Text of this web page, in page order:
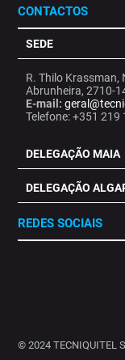
CONTACTOS
SEDE
R. Thilo Krassman,
Abrunheira, 2710-
E-mail:
Telefone: +351 219
DELEGAÇÃO MAIA
DELEGAÇÃO
REDES SOCIAIS
© 2024 TECNIQUITEL